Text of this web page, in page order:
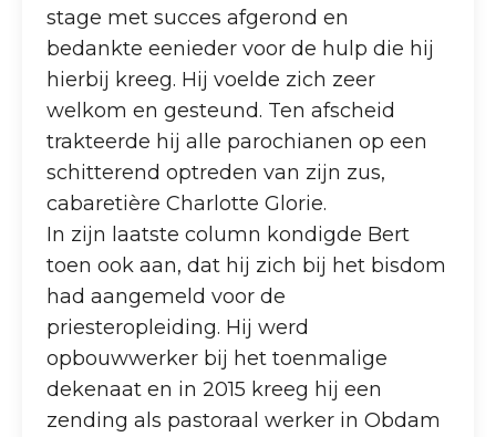
stage met succes afgerond en
bedankte eenieder voor de hulp die hij
hierbij kreeg. Hij voelde zich zeer
welkom en gesteund. Ten afscheid
trakteerde hij alle parochianen op een
schitterend optreden van zijn zus,
cabaretière Charlotte Glorie.
In zijn laatste column kondigde Bert
toen ook aan, dat hij zich bij het bisdom
had aangemeld voor de
priesteropleiding. Hij werd
opbouwwerker bij het toenmalige
dekenaat en in 2015 kreeg hij een
zending als pastoraal werker in Obdam